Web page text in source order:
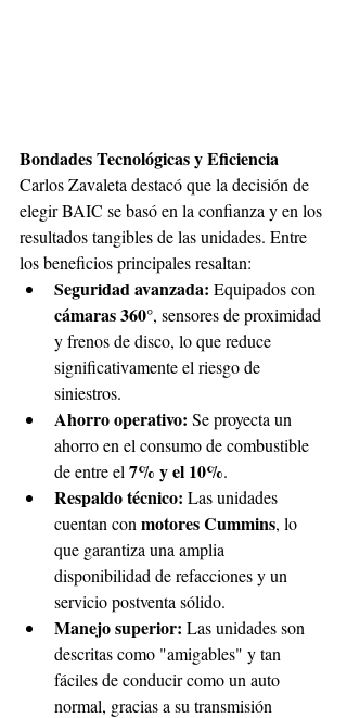
Bondades Tecnológicas y Eficiencia
Carlos Zavaleta destacó que la decisión de
elegir BAIC se basó en la confianza y en los
resultados tangibles de las unidades. Entre
los beneficios principales resaltan:
Seguridad avanzada: Equipados con
cámaras 360°, sensores de proximidad
y frenos de disco, lo que reduce
significativamente el riesgo de
siniestros.
Ahorro operativo: Se proyecta un
ahorro en el consumo de combustible
de entre el 7% y el 10%.
Respaldo técnico: Las unidades
cuentan con motores Cummins, lo
que garantiza una amplia
disponibilidad de refacciones y un
servicio postventa sólido.
Manejo superior: Las unidades son
descritas como "amigables" y tan
fáciles de conducir como un auto
normal, gracias a su transmisión